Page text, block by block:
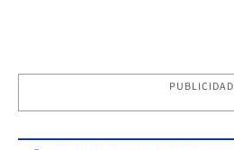
PUBLICIDAD